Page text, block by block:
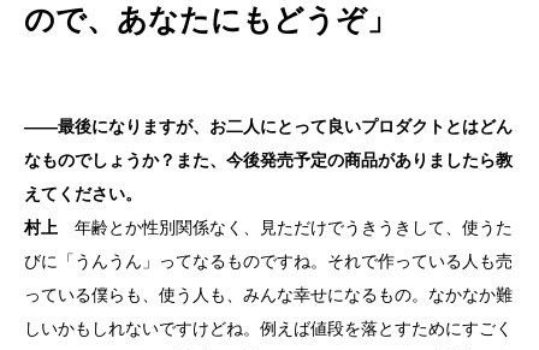
ので、あなたにもどうぞ」
――最後になりますが、お二人にとって良いプロダクトとはどん
なものでしょうか？また、今後発売予定の商品がありましたら教
えてください。
村上 年齢とか性別関係なく、見ただけでうきうきして、使うた
びに「うんうん」ってなるものですね。それで作っている人も売
っている僕らも、使う人も、みんな幸せになるもの。なかなか難
しいかもしれないですけどね。例えば値段を落とすためにすごく